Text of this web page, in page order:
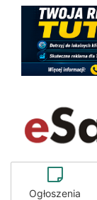
Ogłoszenia